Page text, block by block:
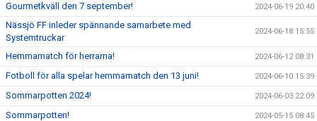
Gourmetkväll den 7 september! 2024-06-19 20:40
Nässjö FF inleder spännande samarbete med
Systemtruckar
2024-06-18 15:55
Hemmamatch för herrarna! 2024-06-12 08:31
Fotboll för alla spelar hemmamatch den 13 juni! 2024-06-10 15:39
Sommarpotten 2024! 2024-06-03 22:09
Sommarpotten! 2024-05-15 08:45